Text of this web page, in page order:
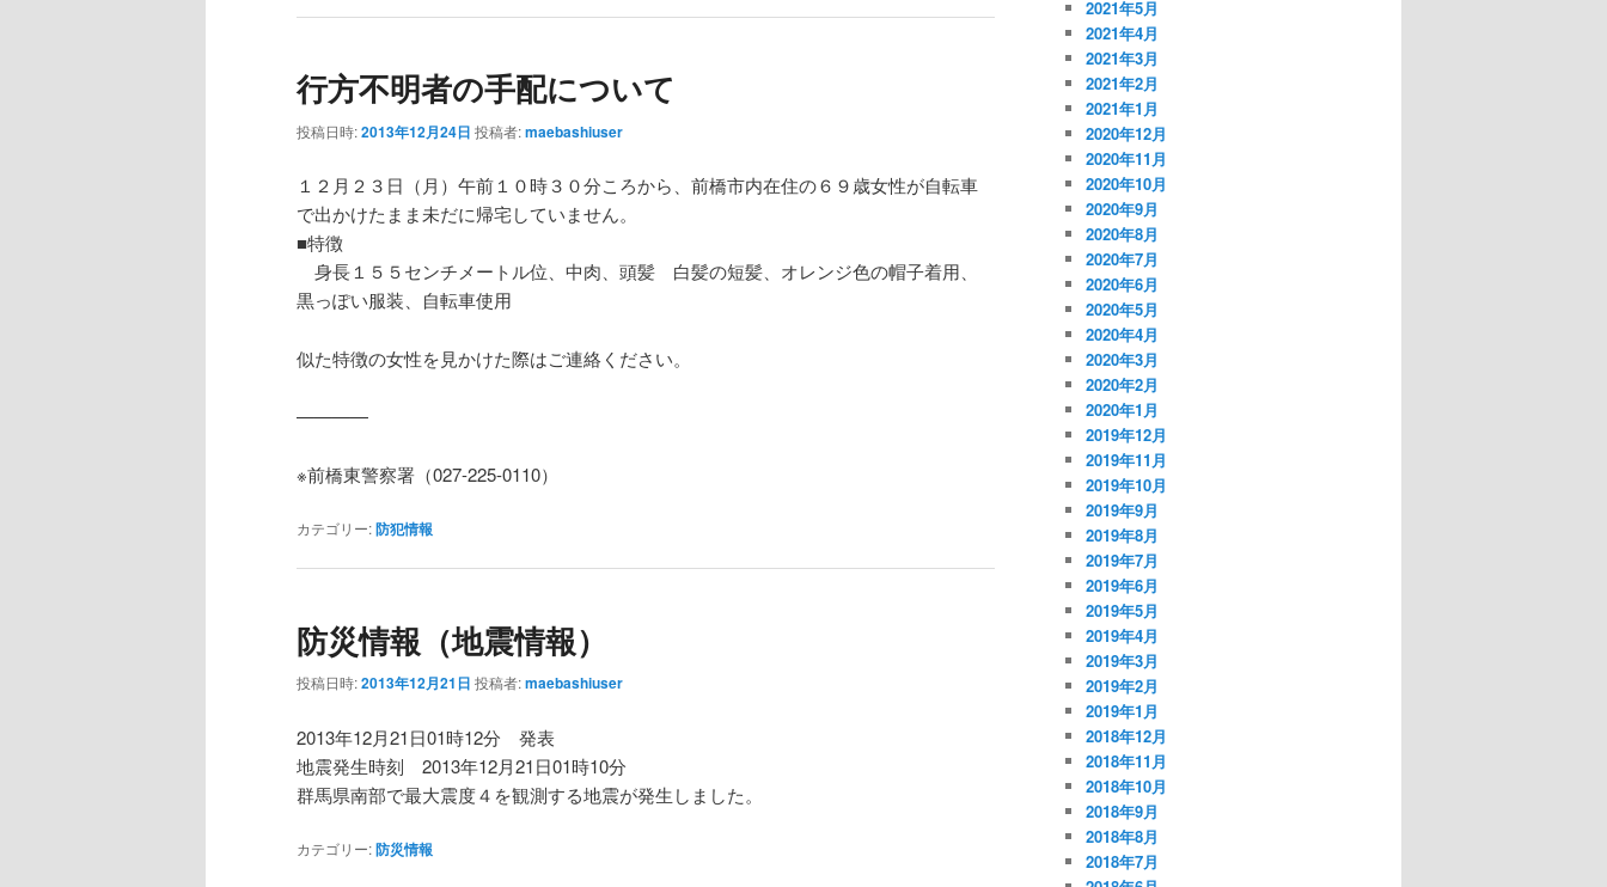
行方不明者の手配について
投稿日時:2013年12月24日 投稿者:maebashiuser
１２月２３日（月）午前１０時３０分ころから、前橋市内在住の６９歳女性が自転車
で出かけたまま未だに帰宅していません。
■特徴
身長１５５センチメートル位、中肉、頭髪 白髪の短髪、オレンジ色の帽子着用、
黒っぽい服装、自転車使用
似た特徴の女性を見かけた際はご連絡ください。
————
※前橋東警察署（027-225-0110）
カテゴリー:防犯情報
防災情報（地震情報）
投稿日時:2013年12月21日 投稿者:maebashiuser
2013年12月21日01時12分 発表
地震発生時刻 2013年12月21日01時10分
群馬県南部で最大震度４を観測する地震が発生しました。
カテゴリー:防災情報
2021年5月
2021年4月
2021年3月
2021年2月
2021年1月
2020年12月
2020年11月
2020年10月
2020年9月
2020年8月
2020年7月
2020年6月
2020年5月
2020年4月
2020年3月
2020年2月
2020年1月
2019年12月
2019年11月
2019年10月
2019年9月
2019年8月
2019年7月
2019年6月
2019年5月
2019年4月
2019年3月
2019年2月
2019年1月
2018年12月
2018年11月
2018年10月
2018年9月
2018年8月
2018年7月